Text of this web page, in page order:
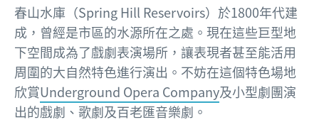
春山水庫（Spring Hill Reservoirs）於1800年代建
成，曾經是市區的水源所在之處。現在這些巨型地
下空間成為了戲劇表演場所，讓表現者甚至能活用
周圍的大自然特色進行演出。不妨在這個特色場地
欣賞Underground Opera Company及小型劇團演
出的戲劇、歌劇及百老匯音樂劇。